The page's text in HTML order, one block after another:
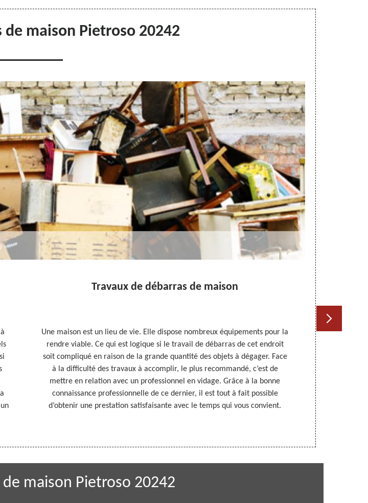
maison Pietroso 20242
Travaux de débarras de maison
Une maison est un lieu de vie. Elle dispose nombreux équipements pour la
rendre viable. Ce qui est logique si le travail de débarras de cet endroit
soit compliqué en raison de la grande quantité des objets à dégager. Face
à la difficulté des travaux à accomplir, le plus recommandé, c’est de
mettre en relation avec un professionnel en vidage. Grâce à la bonne
connaissance professionnelle de ce dernier, il est tout à fait possible
d’obtenir une prestation satisfaisante avec le temps qui vous convient.
Si vous
maison Pietroso 20242